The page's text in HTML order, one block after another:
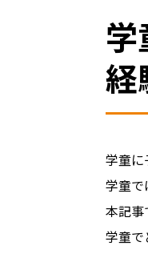
経
学童に
学童で
本記事
学童で